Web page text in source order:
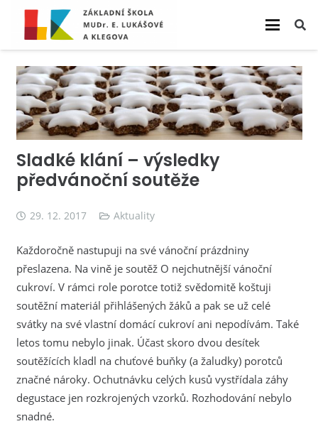
Sladké klání – výsledky
předvánoční soutěže
29. 12. 2017 Aktuality
Každoročně nastupuji na své vánoční prázdniny
přeslazena. Na vině je soutěž O nejchutnější vánoční
cukroví. V rámci role porotce totiž svědomitě koštuji
soutěžní materiál přihlášených žáků a pak se už celé
svátky na své vlastní domácí cukroví ani nepodívám. Také
letos tomu nebylo jinak. Účast skoro dvou desítek
soutěžících kladl na chuťové buňky (a žaludky) porotců
značné nároky. Ochutnávku celých kusů vystřídala záhy
degustace jen rozkrojených vzorků. Rozhodování nebylo
snadné.